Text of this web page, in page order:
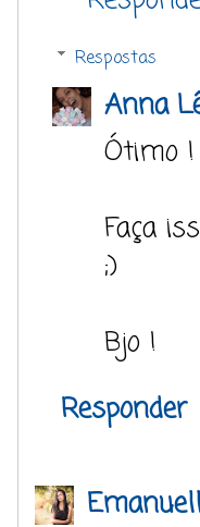
Respostas
Anna
Ótimo !
Faça
;)
Bjo !
Responder